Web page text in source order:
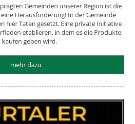
Gemeinden unserer Region ist die
Herausforderung! In der Gemeinde
hier Taten gesetzt. Eine private Initiative
etablieren, in dem es die Produkte
kaufen geben wird.
mehr dazu